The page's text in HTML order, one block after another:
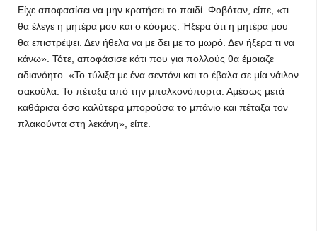
Είχε αποφασίσει να μην κρατήσει το παιδί. Φοβόταν, είπε, «τι
θα έλεγε η μητέρα μου και ο κόσμος. Ήξερα ότι η μητέρα μου
θα επιστρέψει. Δεν ήθελα να με δει με το μωρό. Δεν ήξερα τι να
κάνω». Τότε, αποφάσισε κάτι που για πολλούς θα έμοιαζε
αδιανόητο. «Το τύλιξα με ένα σεντόνι και το έβαλα σε μία νάιλον
σακούλα. Το πέταξα από την μπαλκονόπορτα. Αμέσως μετά
καθάρισα όσο καλύτερα μπορούσα το μπάνιο και πέταξα τον
πλακούντα στη λεκάνη», είπε.